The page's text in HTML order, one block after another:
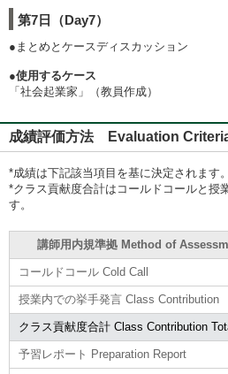
第7日（Day7）
●まとめとケースディスカッション
●使用するケース
「社会起業家」（教員作成）
成績評価方法 Evaluation
*成績は下記該当項目を基に決定されます。
*クラス貢献度合計はコールドコールと授
す。
講師用内規準拠 Method of
コールドコール Cold Call
授業内での挙手発言 Class Contribution
クラス貢献度合計 Class Contribution
予習レポート Preparation Report